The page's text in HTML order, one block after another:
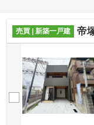
売買 | 新築一戸建 帝